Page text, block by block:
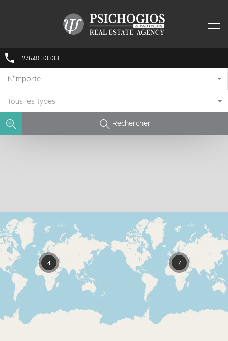
27540 33333
N'importe
Tous les types
Rechercher
7
4